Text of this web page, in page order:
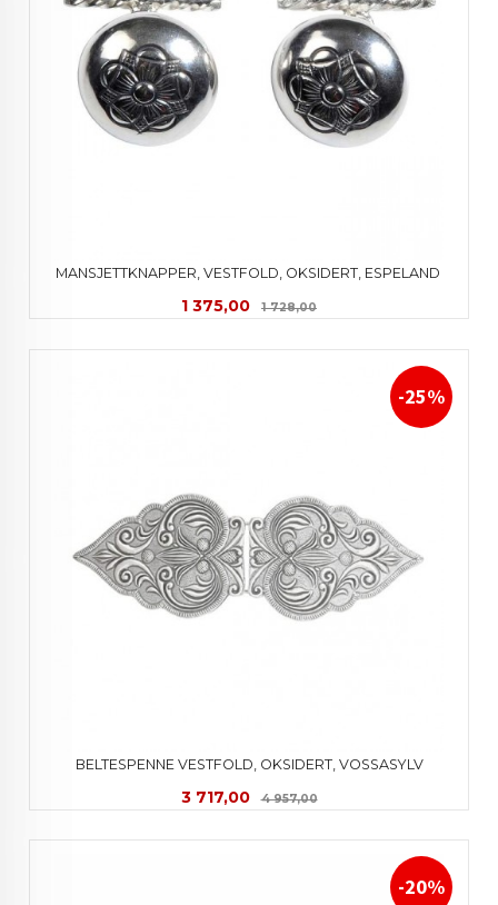
MANSJETTKNAPPER, VESTFOLD, OKSIDERT, ESPELAND
Tilbud
1 375,00 1 728,00Rabatt
BELTESPENNE VESTFOLD, OKSIDERT, VOSSASYLV
Tilbud
3 717,00 4 957,00Rabatt
-25%
-20%